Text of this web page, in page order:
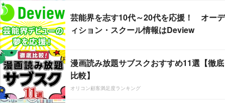
芸能界を志す10代～20代を応援！ オーデ
ィション・スクール情報はDeview
漫画読み放題サブスクおすすめ11選【徹底
比較】
オリコン顧客満足度ランキング